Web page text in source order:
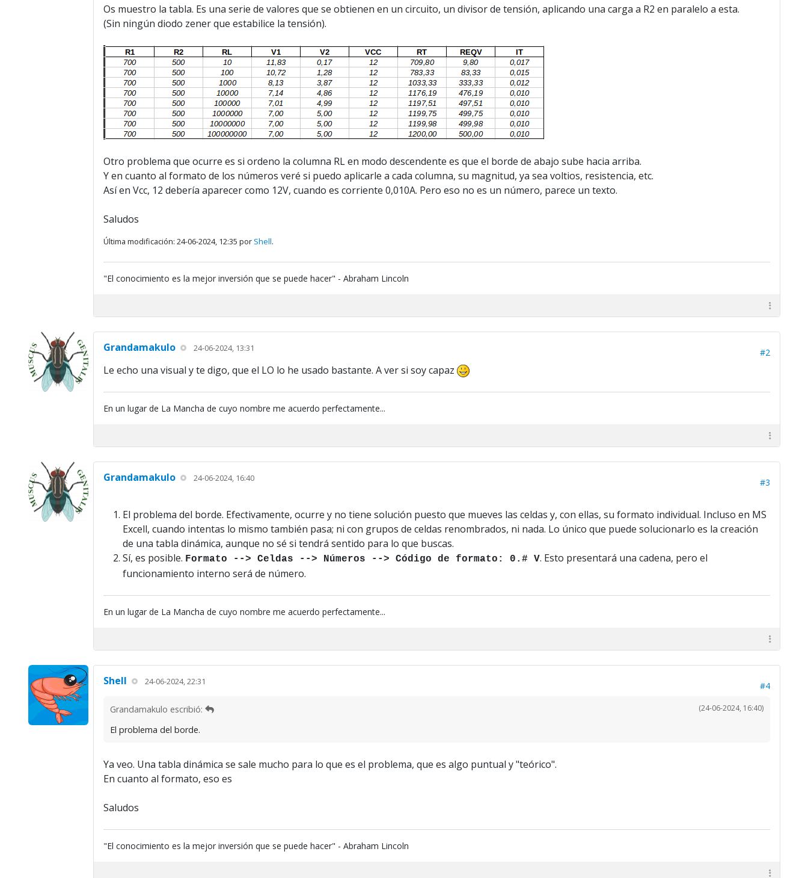
Os muestro la tabla. Es una serie de valores que se obtienen en un circuito, un divisor de tensión, aplicando una carga a R2 en paralelo a esta.
(Sin ningún diodo zener que estabilice la tensión).
Otro problema que ocurre es si ordeno la columna RL en modo descendente es que el borde de abajo sube hacia arriba.
Y en cuanto al formato de los números veré si puedo aplicarle a cada columna, su magnitud, ya sea voltios, resistencia, etc.
Así en Vcc, 12 debería aparecer como 12V, cuando es corriente 0,010A. Pero eso no es un número, parece un texto.
Saludos
Última modificación: 24-06-2024, 12:35 por Shell.
"El conocimiento es la mejor inversión que se puede hacer" - Abraham Lincoln
Grandamakulo 24-06-2024, 13:31 #2
Le echo una visual y te digo, que el LO lo he usado bastante. A ver si soy capaz
En un lugar de La Mancha de cuyo nombre me acuerdo perfectamente...
Grandamakulo 24-06-2024, 16:40 #3
El problema del borde. Efectivamente, ocurre y no tiene solución puesto que mueves las celdas y, con ellas, su formato individual. Incluso en MS
Excell, cuando intentas lo mismo también pasa; ni con grupos de celdas renombrados, ni nada. Lo único que puede solucionarlo es la creación
de una tabla dinámica, aunque no sé si tendrá sentido para lo que buscas.
Sí, es posible. Formato --> Celdas --> Números --> Código de formato: 0.# V. Esto presentará una cadena, pero el
funcionamiento interno será de número.
En un lugar de La Mancha de cuyo nombre me acuerdo perfectamente...
Shell 24-06-2024, 22:31 #4
(24-06-2024, 16:40)
Grandamakulo escribió:
El problema del borde.
Ya veo. Una tabla dinámica se sale mucho para lo que es el problema, que es algo puntual y "teórico".
En cuanto al formato, eso es
Saludos
"El conocimiento es la mejor inversión que se puede hacer" - Abraham Lincoln